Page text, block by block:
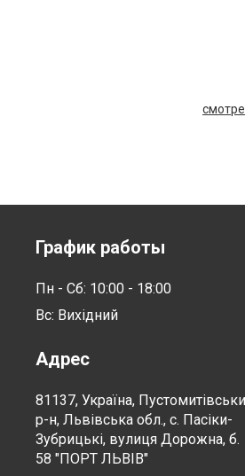
График работы
Пн - Сб: 10:00 - 18:00
Вс: Вихідний
Адрес
81137, Україна,
р-н, Львівська обл., с. Пасіки-
Зубрицькі, вулиця Дорожна, б.
58 "ПОРТ ЛЬВІВ"